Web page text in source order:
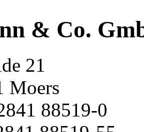
& Co.
21
Moers
88519-0